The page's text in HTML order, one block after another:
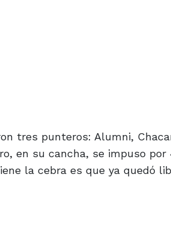
tres punteros: Alumni,
en su cancha, se impuso
la cebra es que ya quedó